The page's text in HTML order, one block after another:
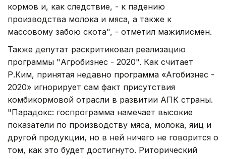
кормов и, как следствие, - к падению
производства молока и мяса, а также к
массовому забою скота", - отметил мажилисмен.
Также депутат раскритиковал реализацию
программы "Агробизнес - 2020". Как считает
Р.Ким, принятая недавно программа «Агобизнес -
2020» игнорирует сам факт присутствия
комбикормовой отрасли в развитии АПК страны.
"Парадокс: госпрограмма намечает высокие
показатели по производству мяса, молока, яиц и
другой продукции, но в ней ничего не говорится о
том, как это будет достигнуто. Риторический